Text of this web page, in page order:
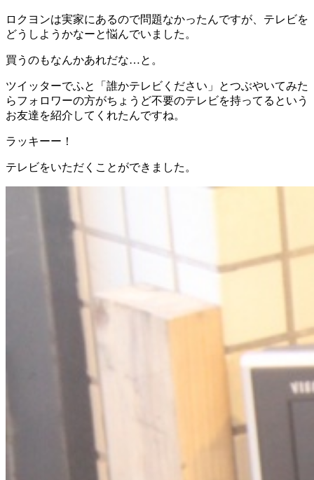
ロクヨンは実家にあるので問題なかったんですが、テレビを
どうしようかなーと悩んでいました。
買うのもなんかあれだな…と。
ツイッターでふと「誰かテレビください」とつぶやいてみた
らフォロワーの方がちょうど不要のテレビを持ってるという
お友達を紹介してくれたんですね。
ラッキーー！
テレビをいただくことができました。